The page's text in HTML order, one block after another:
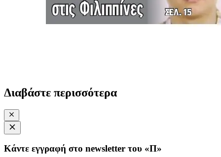
Διαβάστε περισσότερα
Κάντε εγγραφή στο newsletter του «Π»